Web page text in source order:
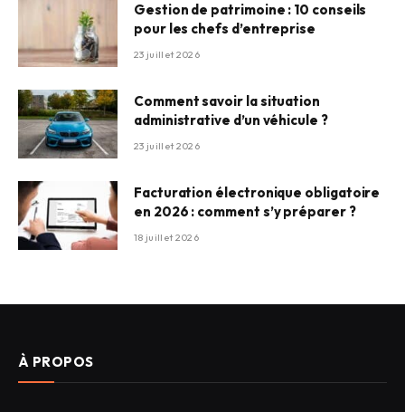
Gestion de patrimoine : 10 conseils
pour les chefs d’entreprise
23 juillet 2026
Comment savoir la situation
administrative d’un véhicule ?
23 juillet 2026
Facturation électronique obligatoire
en 2026 : comment s’y préparer ?
18 juillet 2026
À PROPOS